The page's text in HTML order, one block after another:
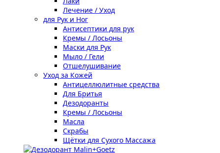
Лечение / Уход
для Рук и Ног
Антисептики для рук
Кремы / Лосьоны
Маски для Рук
Мыло / Гели
Отшелушивание
Уход за Кожей
Антицеллюлитные средства
Для Бритья
Дезодоранты
Кремы / Лосьоны
Масла
Скрабы
Щётки для Сухого Массажа